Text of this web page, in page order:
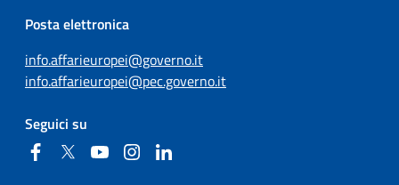
Posta elettronica
info.affarieuropei@governo.it
info.affarieuropei@pec.governo.it
Seguici su
FacebookTwitter YouTubeInstagram